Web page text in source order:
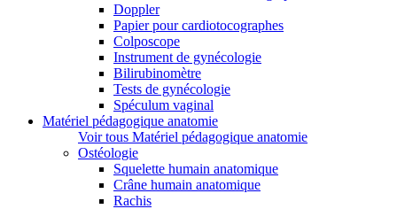
Doppler
Papier pour cardiotocographes
Colposcope
Instrument de gynécologie
Bilirubinomètre
Tests de gynécologie
Spéculum vaginal
Matériel pédagogique anatomie
Voir tous Matériel pédagogique anatomie
Ostéologie
Squelette humain anatomique
Crâne humain anatomique
Rachis